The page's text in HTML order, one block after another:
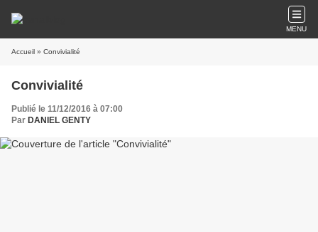
MENU
Accueil » Convivialité
Convivialité
Publié le 11/12/2016 à 07:00
Par DANIEL GENTY